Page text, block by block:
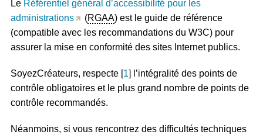
Le Référentiel général d’accessibilité pour les
administrations
(RGAA) est le guide de référence
(compatible avec les recommandations du W3C) pour
assurer la mise en conformité des sites Internet publics.
SoyezCréateurs, respecte 1
l’intégralité des points de
contrôle obligatoires et le plus grand nombre de points de
contrôle recommandés.
Néanmoins, si vous rencontrez des difficultés techniques